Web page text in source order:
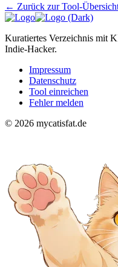
← Zurück zur Tool-
Kuratiertes Verzeichnis mit
Indie-Hacker.
Impressum
Datenschutz
Tool einreichen
Fehler melden
© 2026 mycatisfat.de